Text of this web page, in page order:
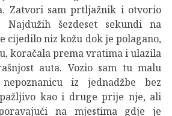
Zatvori sam prtljažnik i otvorio
Najdužih šezdeset sekundi na
cijedilo niz kožu dok je polagano,
koračala prema vratima i ulazila
auta. Vozio sam tu malu
iz jednadžbe bez
kao i druge prije nje, ali
na mjestima gdje je